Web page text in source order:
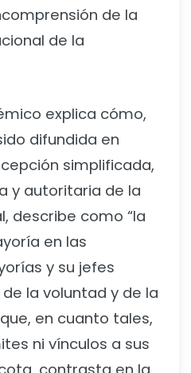
de la
de la
explica cómo,
difundida en
simplificada,
y autoritaria de la
describe como “la
en las
y su jefes
la voluntad y de la
en cuanto tales,
ni vínculos a sus